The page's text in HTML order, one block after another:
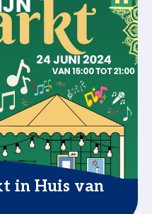
in Huis van